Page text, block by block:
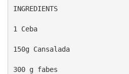
INGREDIENTS
1 Ceba
150g Cansalada
300 g fabes